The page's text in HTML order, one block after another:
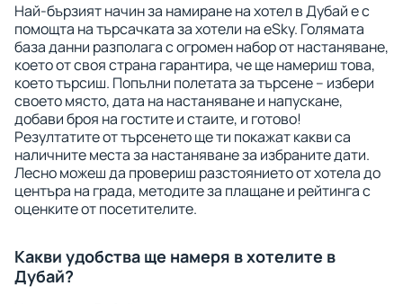
Най-бързият начин за намиране на хотел в Дубай е с
помощта на търсачката за хотели на eSky. Голямата
база данни разполага с огромен набор от настаняване,
което от своя страна гарантира, че ще намериш това,
което търсиш. Попълни полетата за търсене – избери
своето място, дата на настаняване и напускане,
добави броя на гостите и стаите, и готово!
Резултатите от търсенето ще ти покажат какви са
наличните места за настаняване за избраните дати.
Лесно можеш да провериш разстоянието от хотела до
центъра на града, методите за плащане и рейтинга с
оценките от посетителите.
Какви удобства ще намеря в хотелите в
Дубай?